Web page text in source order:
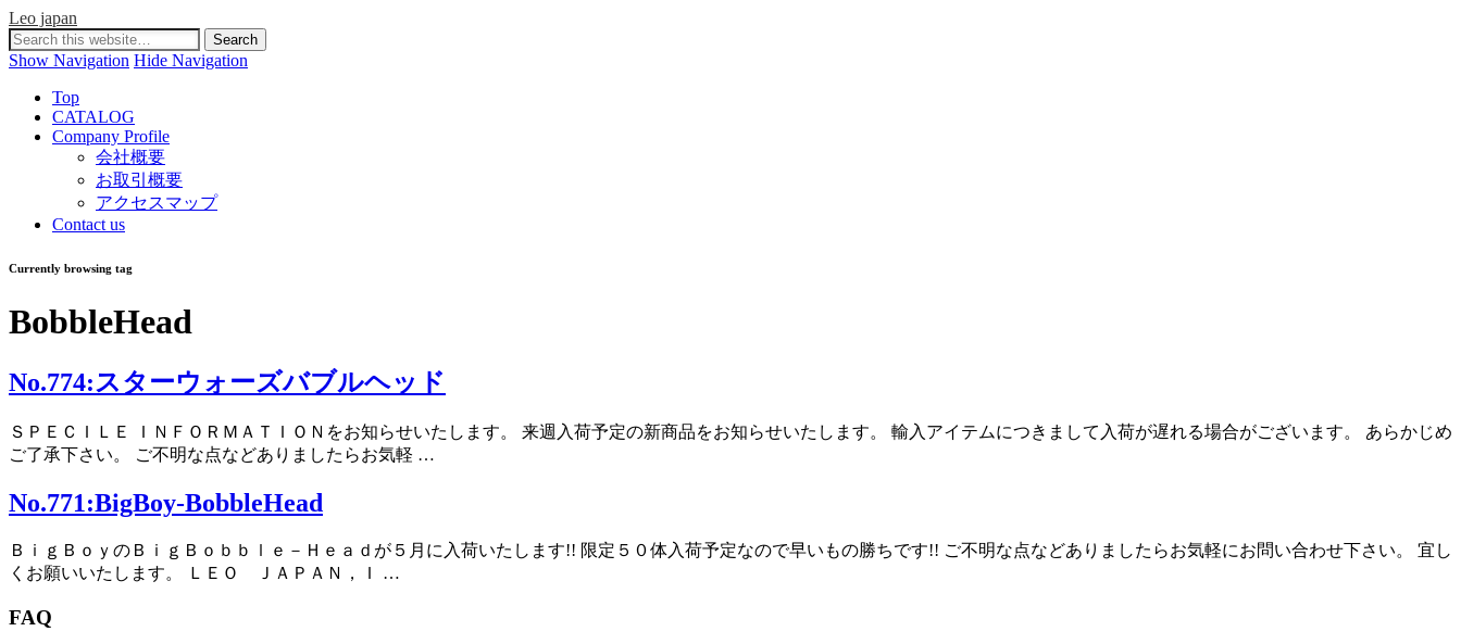
Leo japan
Show Navigation Hide Navigation
Top
CATALOG
Company Profile
会社概要
お取引概要
アクセスマップ
Contact us
Currently browsing tag
BobbleHead
No.774:スターウォーズバブルヘッド
ＳＰＥＣＩＬＥ ＩＮＦＯＲＭＡＴＩＯＮをお知らせいたします。 来週入荷予定の新商品をお知らせいたします。 輸入アイテムにつきまして入荷が遅れる場合がございます。 あらかじめ
ご了承下さい。 ご不明な点などありましたらお気軽 …
No.771:BigBoy-BobbleHead
ＢｉｇＢｏｙのＢｉｇＢｏｂｂｌｅ－Ｈｅａｄが５月に入荷いたします!! 限定５０体入荷予定なので早いもの勝ちです!! ご不明な点などありましたらお気軽にお問い合わせ下さい。 宜し
くお願いいたします。 ＬＥＯ ＪＡＰＡＮ，Ｉ …
FAQ